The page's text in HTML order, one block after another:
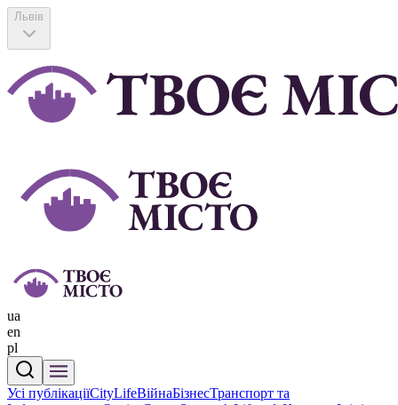
Львів
ua
en
pl
Усі публікаціїCityLifeВійнаБізнесТранспорт та